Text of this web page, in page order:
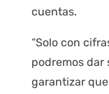
cuentas.
“Solo con
podremos dar
garantizar